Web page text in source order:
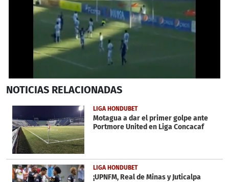
seconds
37
seconds
NOTICIAS RELACIONADAS
LIGA HONDUBET
Motagua a dar el primer golpe ante
Portmore United en Liga Concacaf
LIGA HONDUBET
¡UPNFM, Real de Minas y Juticalpa